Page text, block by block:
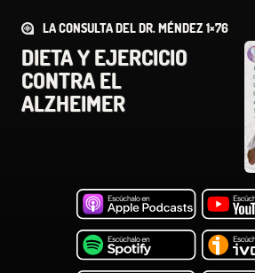
LA CONSULTA DEL DR. MÉNDEZ 1×76
DIETA Y EJERCICIO
CONTRA EL
ALZHEIMER